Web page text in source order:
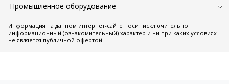
Промышленное оборудование
Информация на данном интернет-сайте носит исключительно
информационный (ознакомительный) характер и ни при каких условиях
не является публичной офертой.